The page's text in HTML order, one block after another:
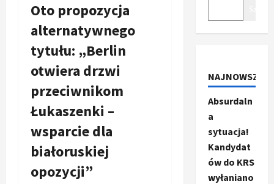
Oto propozycja
alternatywnego
tytułu: „Berlin
otwiera drzwi
przeciwnikom
Łukaszenki –
wsparcie dla
białoruskiej
opozycji”
NAJNOWSZE
Absurdaln
a
sytuacja!
Kandydat
ów do KRS
wyłaniano